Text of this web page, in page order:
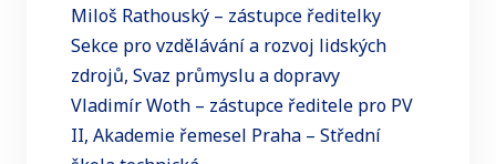
Miloš Rathouský – zástupce ředitelky
Sekce pro vzdělávání a rozvoj lidských
zdrojů, Svaz průmyslu a dopravy
Vladimír Woth – zástupce ředitele pro PV
II, Akademie řemesel Praha – Střední